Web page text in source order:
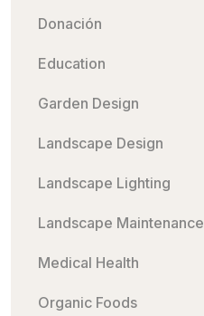
Donación
Education
Garden Design
Landscape Design
Landscape Lighting
Landscape Maintenance
Medical Health
Organic Foods